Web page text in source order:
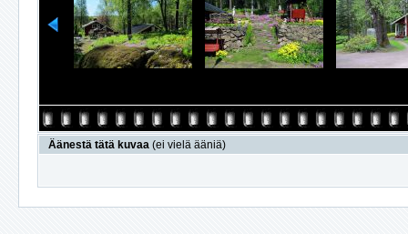
Äänestä tätä kuvaa (ei vielä ääniä)